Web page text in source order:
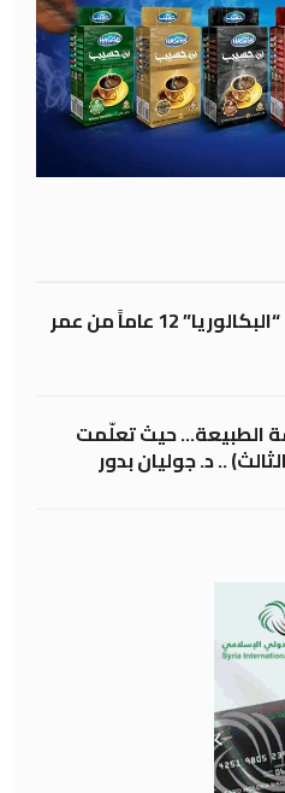
كابوس النتائج.. حين تختزل “البكالوريا” 12 عاماً من عمر
الطبيعة… حيث تعلّمت
.. د. جوليان بدور